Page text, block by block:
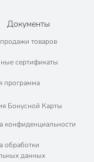
Документы
товаров
сертификаты
программа
Бонусной Карты
конфиденциальности
обработки
данных